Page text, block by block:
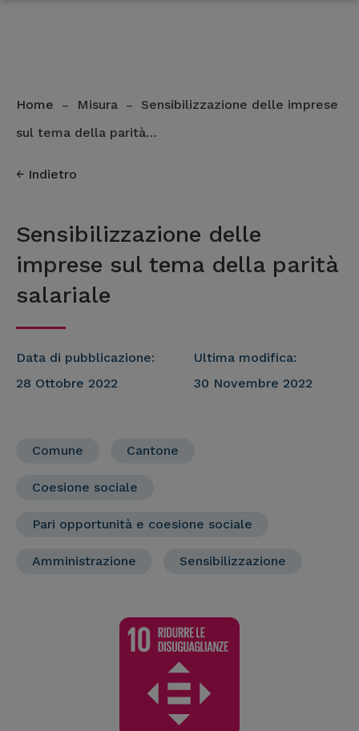
Home – Misura –
Sensibilizzazione delle imprese
sul tema della parità…
Indietro
Sensibilizzazione delle
imprese sul tema della parità
salariale
Data di pubblicazione:
28 Ottobre 2022
Ultima modifica:
30 Novembre 2022
Comune Cantone
Coesione sociale
Pari opportunità e coesione sociale
Amministrazione Sensibilizzazione